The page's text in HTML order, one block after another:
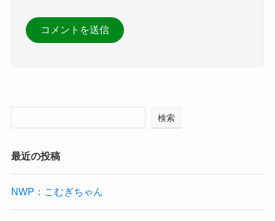
検索
最近の投稿
NWP：こむぎちゃん